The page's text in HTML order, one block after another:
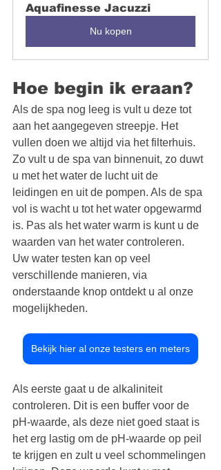
Aquafinesse Jacuzzi
Nu kopen
Hoe begin ik eraan?
Als de spa nog leeg is vult u deze tot
aan het aangegeven streepje. Het
vullen doen we altijd via het filterhuis.
Zo vult u de spa van binnenuit, zo duwt
u met het water de lucht uit de
leidingen en uit de pompen. Als de spa
vol is wacht u tot het water opgewarmd
is. Pas als het water warm is kunt u de
waarden van het water controleren.
Uw water testen kan op veel
verschillende manieren, via
onderstaande knop ontdekt u al onze
mogelijkheden.
Bekijk hier al onze testers en meters
Als eerste gaat u de alkaliniteit
controleren. Dit is een buffer voor de
pH-waarde, als deze niet goed staat is
het erg lastig om de pH-waarde op peil
te krijgen en zult u veel schommelingen